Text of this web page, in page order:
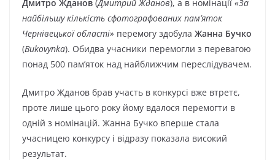
Дмитро Жданов (Дмитрий Жданов), а в номінації «За
найбільшу кількість сфотографованих пам’яток
Чернівецької області» перемогу здобула Жанна Бучко
(Bukovynka). Обидва учасники перемогли з перевагою
понад 500 пам’яток над найближчим переслідувачем.
Дмитро Жданов брав участь в конкурсі вже втретє,
проте лише цього року йому вдалося перемогти в
одній з номінацій. Жанна Бучко вперше стала
учасницею конкурсу і відразу показала високий
результат.